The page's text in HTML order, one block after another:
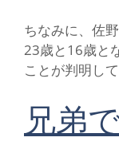
ちなみに、佐
23歳と16歳と
ことが判明して
兄弟